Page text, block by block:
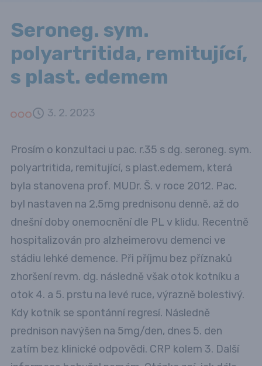
Seroneg. sym.
polyartritida, remitující,
s plast. edemem
3. 2. 2023
Prosím o konzultaci u pac. r.35 s dg. seroneg. sym.
polyartritida, remitující, s plast.edemem, která
byla stanovena prof. MUDr. Š. v roce 2012. Pac.
byl nastaven na 2,5mg prednisonu denně, až do
dnešní doby onemocnění dle PL v klidu. Recentně
hospitalizován pro alzheimerovu demenci ve
stádiu lehké demence. Při příjmu bez příznaků
zhoršení revm. dg. následně však otok kotníku a
otok 4. a 5. prstu na levé ruce, výrazně bolestivý.
Kdy kotník se spontánní regresí. Následně
prednison navýšen na 5mg/den, dnes 5. den
zatím bez klinické odpovědi. CRP kolem 3. Další